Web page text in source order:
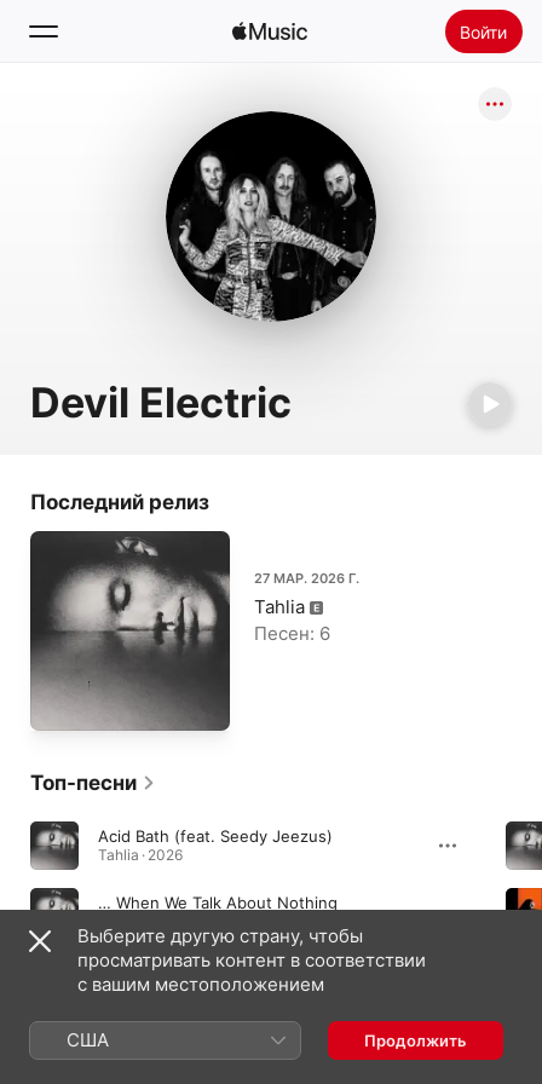
Войти
Установить Apple Music
Devil Electric
Последний релиз
27 МАР. 2026 Г.
Tahlia
Песен: 6
Топ-песни
Acid Bath (feat. Seedy Jeezus)
Tahlia · 2026
… When We Talk About Nothing
Jill & Jack Shit
Tahlia · 2026
Выберите другую страну, чтобы
просматривать контент в соответствии
с вашим местоположением
США Продолжить